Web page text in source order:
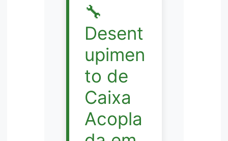
🔧
Desent
upimen
to de
Caixa
Acopla